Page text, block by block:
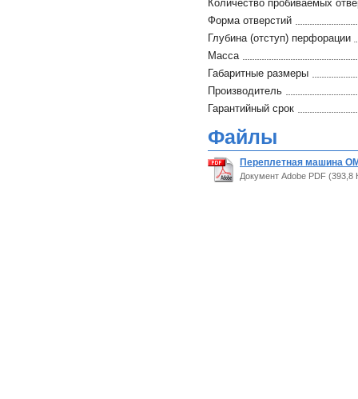
Количество пробиваемых
Форма отверстий
Глубина (отступ) перфорации
Масса
Габаритные размеры
Производитель
Гарантийный срок
Файлы
Переплетная машина
Документ Adobe PDF (393,8